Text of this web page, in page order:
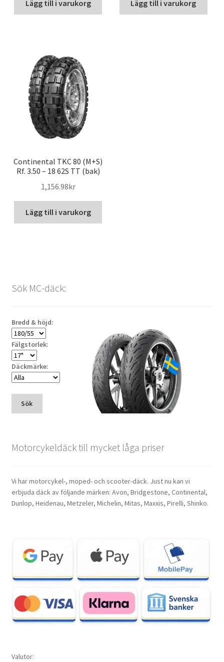
Lägg till i varukorg Lägg till i varukorg
Continental TKC 80 (M+S)
Rf. 3.50 – 18 62S TT (bak)
1,156.98kr
Lägg till i varukorg
Sök MC-däck:
Bredd & höjd:
Fälgstorlek:
Däckmärke:
Sök
Motorcykeldäck till mycket låga priser
Vi har motorcykel-, moped- och scooter-däck. Just nu kan vi
erbjuda däck av följande märken: Avon, Bridgestone, Continental,
Dunlop, Heidenau, Metzeler, Michelin, Mitas, Maxxis, Pirelli, Shinko.
Valutor: